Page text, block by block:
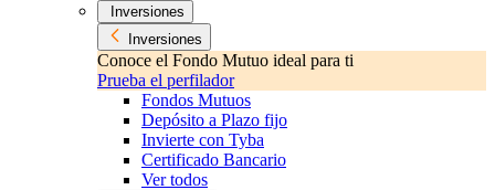
Inversiones
Inversiones
Conoce el Fondo Mutuo ideal para ti
Prueba el perfilador
Fondos Mutuos
Depósito a Plazo fijo
Invierte con Tyba
Certificado Bancario
Ver todos